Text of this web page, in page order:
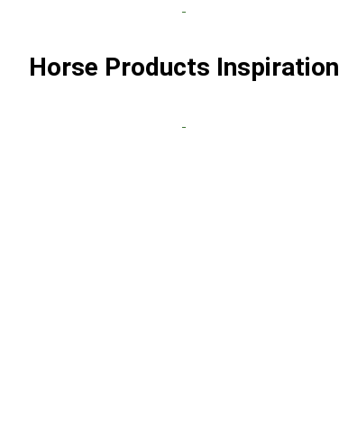
Horse Products Inspiration